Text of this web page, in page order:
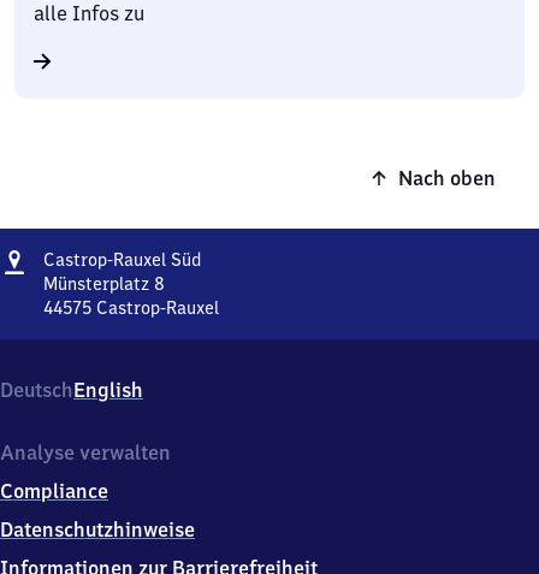
alle Infos zu
Nach oben
Adresse
Castrop-Rauxel SüdCastrop-
Süd
Münsterplatz 8
44575 Castrop-Rauxel
Süd,
Münsterplatz
4
5
7
DeutschEnglish
Analyse verwalten
Compliance
Datenschutzhinweise
Informationen zur Barrierefreiheit